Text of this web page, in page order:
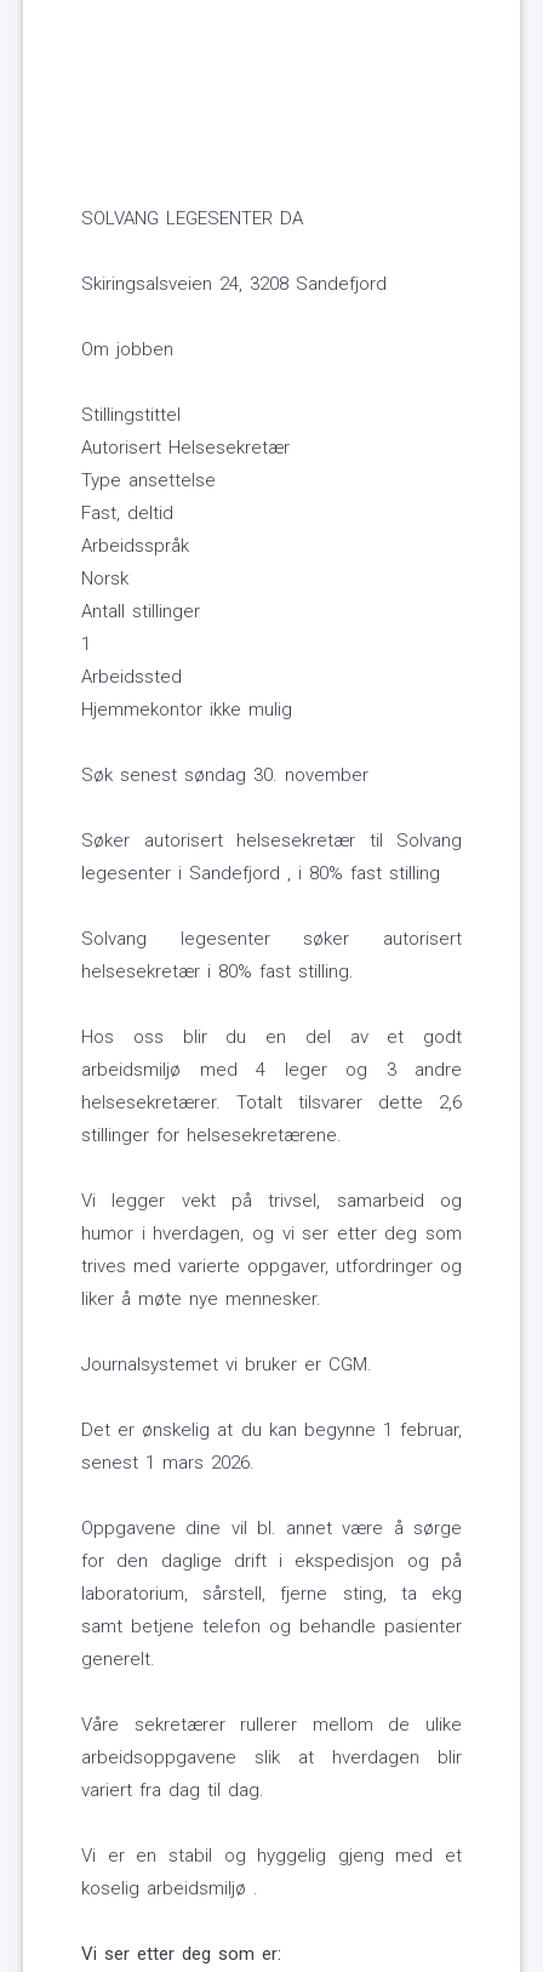
SOLVANG LEGESENTER DA
Skiringsalsveien 24, 3208 Sandefjord
Om jobben
Stillingstittel
Autorisert Helsesekretær
Type ansettelse
Fast, deltid
Arbeidsspråk
Norsk
Antall stillinger
1
Arbeidssted
Hjemmekontor ikke mulig
Søk senest søndag 30. november
Søker autorisert helsesekretær til Solvang
legesenter i Sandefjord , i 80% fast stilling
Solvang legesenter søker autorisert
helsesekretær i 80% fast stilling.
Hos oss blir du en del av et godt
arbeidsmiljø med 4 leger og 3 andre
helsesekretærer. Totalt tilsvarer dette 2,6
stillinger for helsesekretærene.
Vi legger vekt på trivsel, samarbeid og
humor i hverdagen, og vi ser etter deg som
trives med varierte oppgaver, utfordringer og
liker å møte nye mennesker.
Journalsystemet vi bruker er CGM.
Det er ønskelig at du kan begynne 1 februar,
senest 1 mars 2026.
Oppgavene dine vil bl. annet være å sørge
for den daglige drift i ekspedisjon og på
laboratorium, sårstell, fjerne sting, ta ekg
samt betjene telefon og behandle pasienter
generelt.
Våre sekretærer rullerer mellom de ulike
arbeidsoppgavene slik at hverdagen blir
variert fra dag til dag.
Vi er en stabil og hyggelig gjeng med et
koselig arbeidsmiljø .
Vi ser etter deg som er: